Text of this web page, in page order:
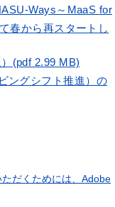
Ways～MaaS for
春から再スタートし
(pdf 2.99 MB)
ングシフト推進）の
だくためには、Adobe